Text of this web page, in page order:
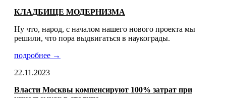
КЛАДБИЩЕ МОДЕРНИЗМА
Ну что, народ, с началом нашего нового проекта мы
решили, что пора выдвигаться в наукограды.
подробнее →
22.11.2023
Власти Москвы компенсируют 100% затрат при